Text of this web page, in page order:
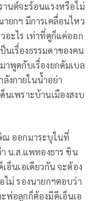
านต์จะร้อนแรงหรือไม่
ยกฯ มีการเคลื่อนไหว
อะไร เท่าที่ดูก็แค่ออก
นเรื่องธรรมดาของคน
าพูดกับเรื่องยกดัมเบล
งกายในน้ำอย่า
นเพราะบ้านเมืองสงบ
ณ ออกมาระบุในที่
น.ส.แพทองธาร ชิน
อ็นเอเดียวกัน จะต้อง
ไม่ รองนายกฯตอบว่า
พ่อลูกก็ต้องมีดีเอ็นเอ